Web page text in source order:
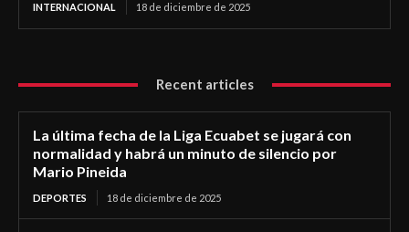
INTERNACIONAL 18 de diciembre de 2025
Recent articles
La última fecha de la Liga Ecuabet se jugará con
normalidad y habrá un minuto de silencio por
Mario Pineida
DEPORTES 18 de diciembre de 2025